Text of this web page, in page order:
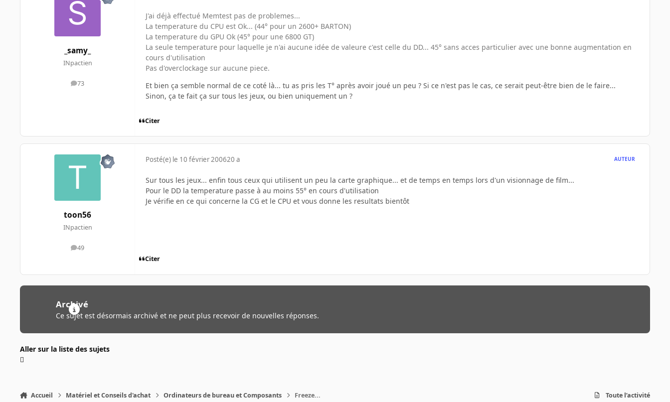
_samy_
INpactien
73
messages
J'ai déjà effectué Memtest pas de problemes...
La temperature du CPU est Ok... (44° pour un 2600+ BARTON)
La temperature du GPU Ok (45° pour une 6800 GT)
La seule temperature pour laquelle je n'ai aucune idée de valeure c'est celle du DD... 45° sans acces particulier avec une bonne augmentation en
cours d'utilisation
Pas d'overclockage sur aucune piece.
Et bien ça semble normal de ce coté là... tu as pris les T° après avoir joué un peu ? Si ce n'est pas le cas, ce serait peut-être bien de le faire...
Sinon, ça te fait ça sur tous les jeux, ou bien uniquement un ?
Citer
toon56
INpactien
49
messages
Posté(e) le 10 février 200620 a AUTEUR
Sur tous les jeux... enfin tous ceux qui utilisent un peu la carte graphique... et de temps en temps lors d'un visionnage de film...
Pour le DD la temperature passe à au moins 55° en cours d'utilisation
Je vérifie en ce qui concerne la CG et le CPU et vous donne les resultats bientôt
Citer
Archivé
Ce sujet est désormais archivé et ne peut plus recevoir de nouvelles réponses.
Aller sur la liste des sujets
Accueil Matériel et Conseils d'achat Ordinateurs de bureau et Composants Freeze... Toute l’activité